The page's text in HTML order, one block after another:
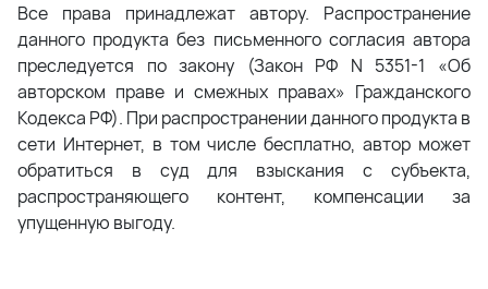
Все права принадлежат автору. Распространение
данного продукта без письменного согласия автора
преследуется по закону (Закон РФ N 5351-1 «Об
авторском праве и смежных правах» Гражданского
Кодекса РФ). При распространении данного продукта в
сети Интернет, в том числе бесплатно, автор может
обратиться в суд для взыскания с субъекта,
распространяющего контент, компенсации за
упущенную выгоду.